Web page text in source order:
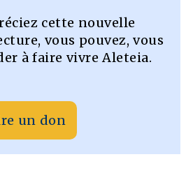
cette nouvelle
vous pouvez, vous
à faire vivre Aleteia.
un don